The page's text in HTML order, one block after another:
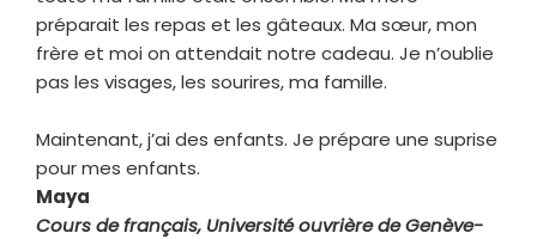
préparait les repas et les gâteaux. Ma sœur, mon
frère et moi on attendait notre cadeau. Je n’oublie
pas les visages, les sourires, ma famille.
Maintenant, j’ai des enfants. Je prépare une suprise
pour mes enfants.
Maya
Cours de français, Université ouvrière de Genève-